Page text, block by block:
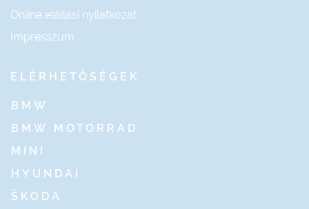
Online elállási nyilatkozat
Impresszum
ELÉRHETŐSÉGEK
BMW
BMW MOTORRAD
MINI
HYUNDAI
ŠKODA